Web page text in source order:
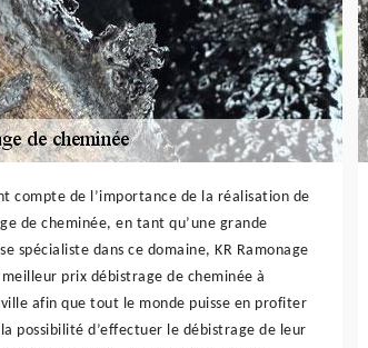
compte de l’importance de la réalisation de
de cheminée, en tant qu’une grande
spécialiste dans ce domaine, KR Ramonage
prix débistrage de cheminée à
afin que tout le monde puisse en profiter
possibilité d’effectuer le débistrage de leur